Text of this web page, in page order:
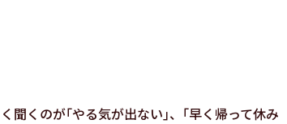
聞くのが｢やる気が出ない｣、｢早く帰って休み